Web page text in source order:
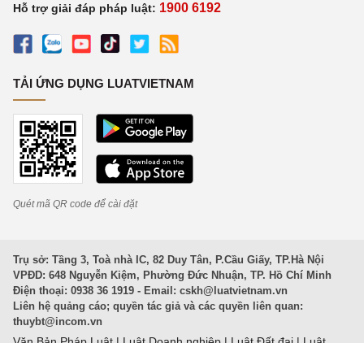
Hỗ trợ giải đáp pháp luật: 1900 6192
TẢI ỨNG DỤNG LUATVIETNAM
Quét mã QR code để cài đặt
Trụ sở: Tầng 3, Toà nhà IC, 82 Duy Tân, P.Cầu Giấy, TP.Hà Nội
VPĐD: 648 Nguyễn Kiệm, Phường Đức Nhuận, TP. Hồ Chí Minh
Điện thoại: 0938 36 1919 - Email: cskh@luatvietnam.vn
Liên hệ quảng cáo; quyền tác giả và các quyền liên quan:
thuybt@incom.vn